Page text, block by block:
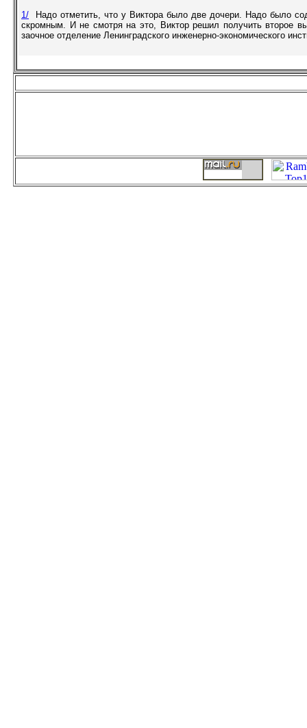
1/ Надо отметить, что у Виктора было две дочери. Надо было
скромным. И не смотря на это, Виктор решил получить второе
заочное отделение Ленинградского инженерно-экономического